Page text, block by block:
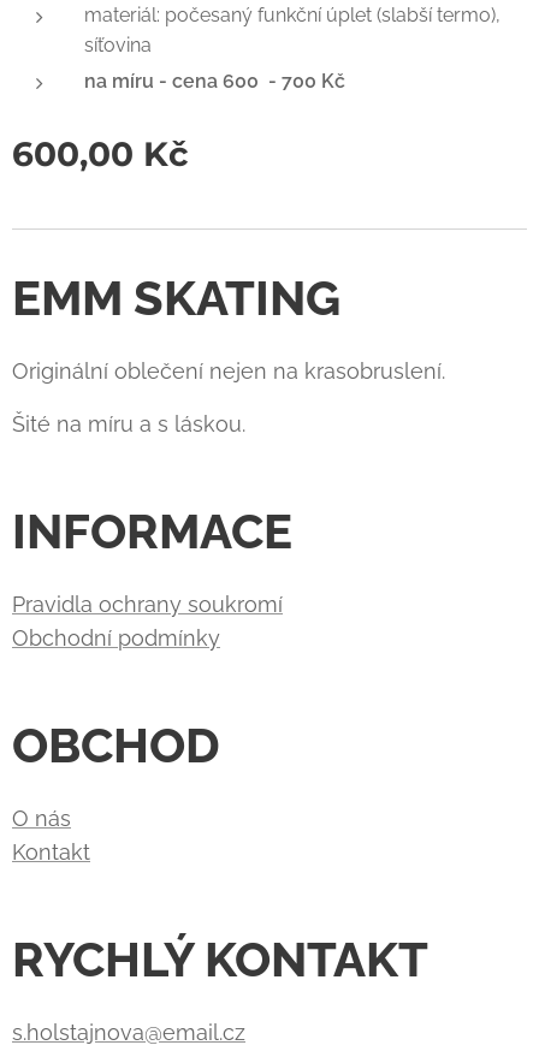
materiál: počesaný funkční úplet (slabší termo),
síťovina
na míru - cena 600 - 700 Kč
600,00 Kč
EMM SKATING
Originální oblečení nejen na krasobruslení.
Šité na míru a s láskou.
INFORMACE
Pravidla ochrany soukromí
Obchodní podmínky
OBCHOD
O nás
Kontakt
RYCHLÝ KONTAKT
s.holstajnova@email.cz